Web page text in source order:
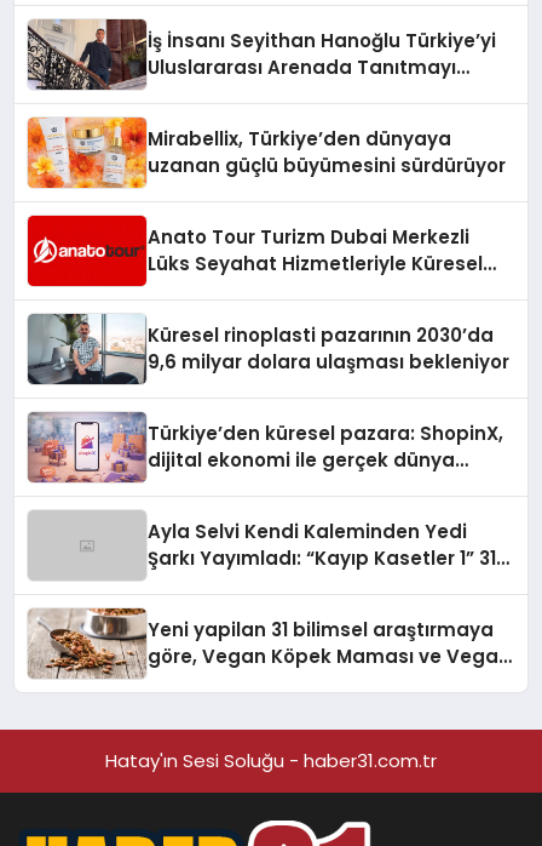
İş İnsanı Seyithan Hanoğlu Türkiye’yi
Uluslararası Arenada Tanıtmayı
Mirabellix, Türkiye’den dünyaya
uzanan güçlü büyümesini sürdürüyor
Anato Tour Turizm Dubai Merkezli
Lüks Seyahat Hizmetleriyle Küresel
Küresel rinoplasti pazarının 2030’da
9,6 milyar dolara ulaşması bekleniyor
Türkiye’den küresel pazara: ShopinX,
dijital ekonomi ile gerçek dünya
Ayla Selvi Kendi Kaleminden Yedi
Şarkı Yayımladı: “Kayıp Kasetler 1” 31
Yeni yapilan 31 bilimsel araştırmaya
göre, Vegan Köpek Maması ve Vegan
Hatay'ın Sesi Soluğu - haber31.com.tr